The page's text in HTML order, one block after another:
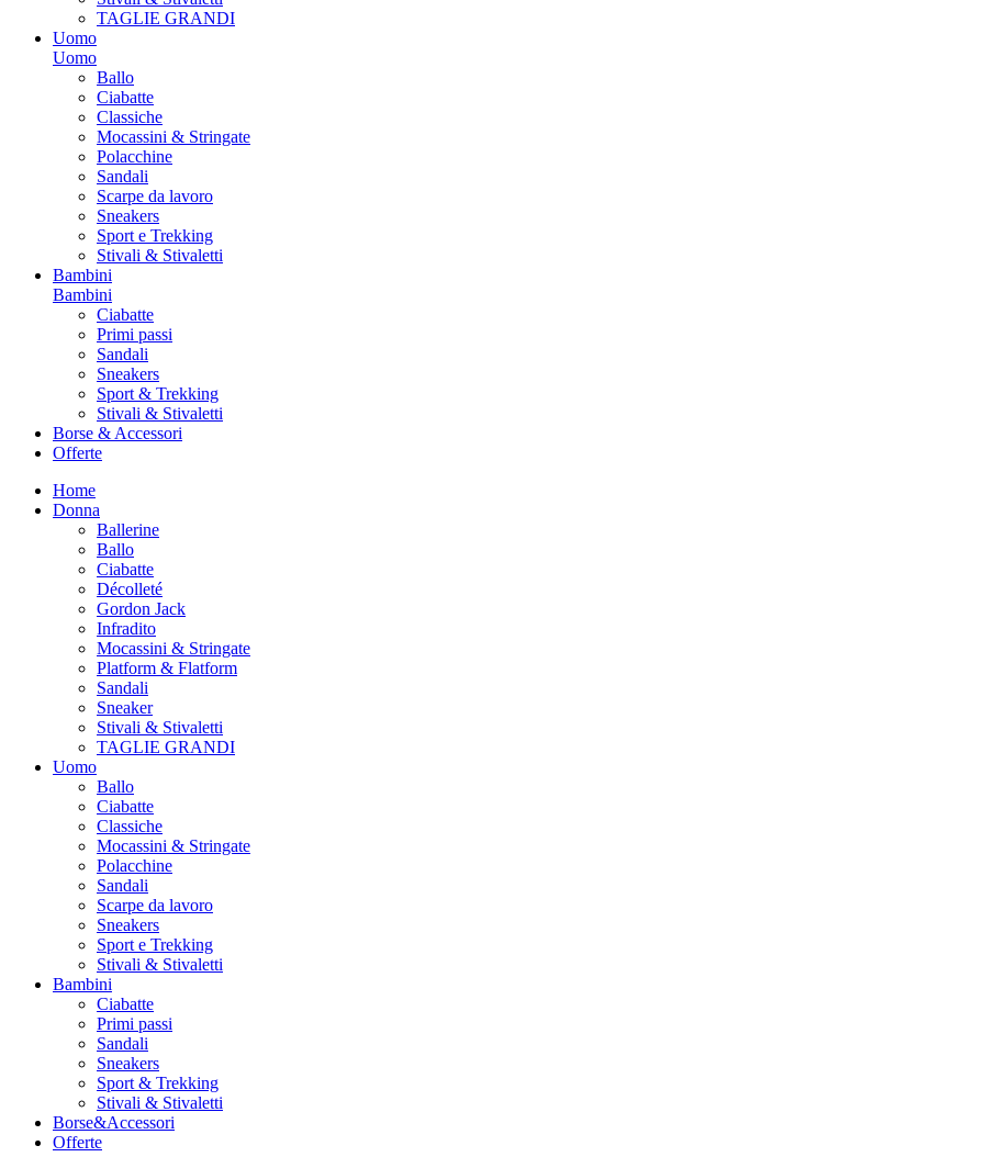
TAGLIE GRANDI
Uomo
Uomo
Ballo
Ciabatte
Classiche
Mocassini & Stringate
Polacchine
Sandali
Scarpe da lavoro
Sneakers
Sport e Trekking
Stivali & Stivaletti
Bambini
Bambini
Ciabatte
Primi passi
Sandali
Sneakers
Sport & Trekking
Stivali & Stivaletti
Borse & Accessori
Offerte
Home
Donna
Ballerine
Ballo
Ciabatte
Décolleté
Gordon Jack
Infradito
Mocassini & Stringate
Platform & Flatform
Sandali
Sneaker
Stivali & Stivaletti
TAGLIE GRANDI
Uomo
Ballo
Ciabatte
Classiche
Mocassini & Stringate
Polacchine
Sandali
Scarpe da lavoro
Sneakers
Sport e Trekking
Stivali & Stivaletti
Bambini
Ciabatte
Primi passi
Sandali
Sneakers
Sport & Trekking
Stivali & Stivaletti
Borse&Accessori
Offerte